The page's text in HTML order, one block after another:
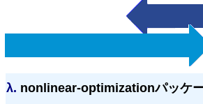
λ. nonlinear-optimizationパッケ